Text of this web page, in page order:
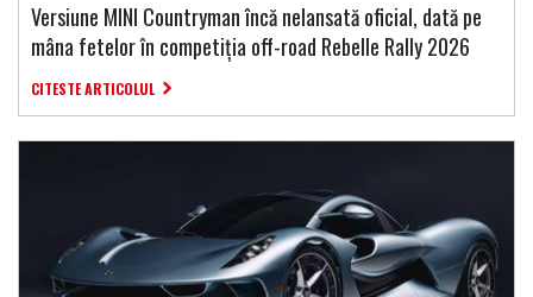
Versiune MINI Countryman încă nelansată oficial, dată pe
mâna fetelor în competiția off-road Rebelle Rally 2026
CITESTE ARTICOLUL